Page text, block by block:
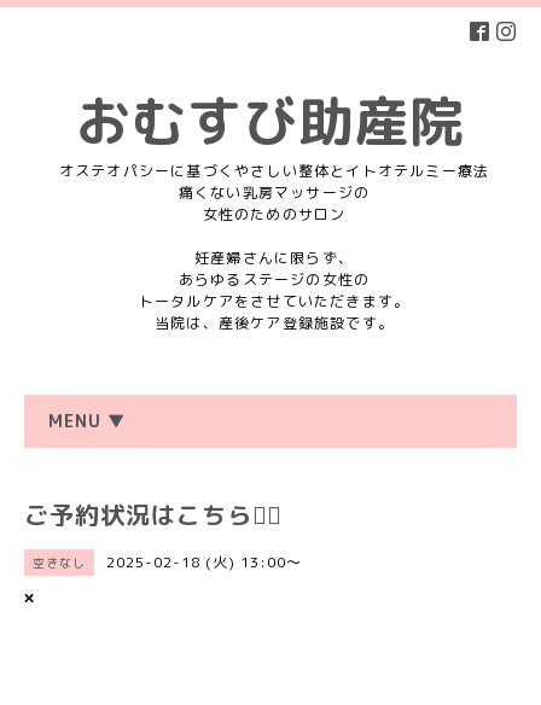
おむすび助産院
オステオパシーに基づくやさしい整体とイトオテルミー療法
痛くない乳房マッサージの
女性のためのサロン
妊産婦さんに限らず、
あらゆるステージの女性の
トータルケアをさせていただきます。
当院は、産後ケア登録施設です。
MENU ▼
ご予約状況はこちら💁‍♀️
空きなし 2025-02-18 (火) 13:00～
×